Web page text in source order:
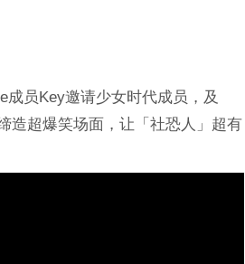
员Key邀请少女时代成员，及
造超爆笑场面，让「社恐人」超有